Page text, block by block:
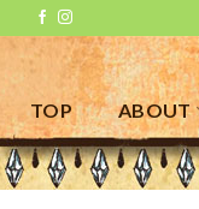
TOP ABOUT